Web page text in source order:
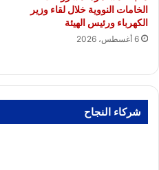
الخامات النووية خلال لقاء وزير
الكهرباء ورئيس الهيئة
6 أغسطس، 2026
شركاء النجاح